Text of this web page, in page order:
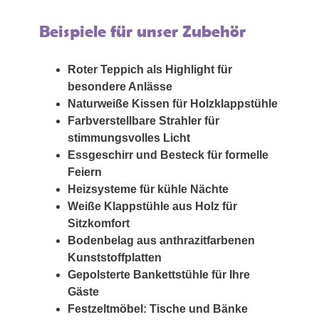
Beispiele für unser Zubehör
Roter Teppich als Highlight für
besondere Anlässe
Naturweiße Kissen für Holzklappstühle
Farbverstellbare Strahler für
stimmungsvolles Licht
Essgeschirr und Besteck für formelle
Feiern
Heizsysteme für kühle Nächte
Weiße Klappstühle aus Holz für
Sitzkomfort
Bodenbelag aus anthrazitfarbenen
Kunststoffplatten
Gepolsterte Bankettstühle für Ihre
Gäste
Festzeltmöbel: Tische und Bänke